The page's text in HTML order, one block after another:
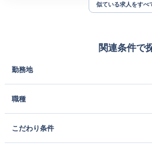
似ている求人をすべ
関連条件で
勤務地
職種
こだわり条件